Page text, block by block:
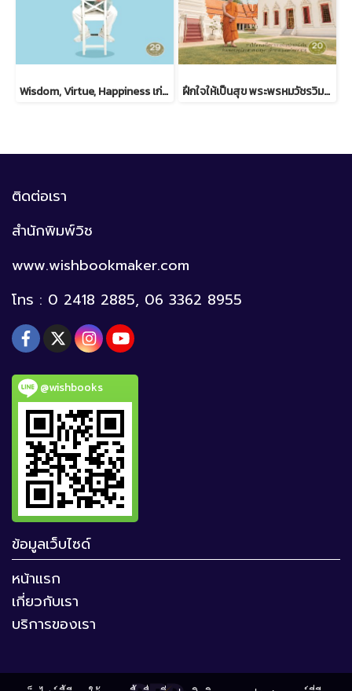
Wisdom, Virtue, Happiness เก่ง ดี มีสุข ดร.วรภัทร์ ภู่เจริญ ฝึกใจให้เป็นสุข พระพรหมวัชรวิมลมุนี วิ. (บุญชิต ญาณสํวโร ป.ธ.9)
ติดต่อเรา
สำนักพิมพ์วิช
www.wishbookmaker.com
โทร : 0 2418 2885, 06 3362 8955
@wishbooks
ข้อมูลเว็บไซด์
หน้าแรก
เกี่ยวกับเรา
บริการของเรา